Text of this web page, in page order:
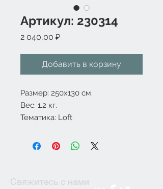
Артикул: 230314
2 040,00 ₽Цена
Добавить в корзину
Размер: 250x130 см.
Вес: 1.2 кг.
Тематика: Loft
Свяжитесь с нами